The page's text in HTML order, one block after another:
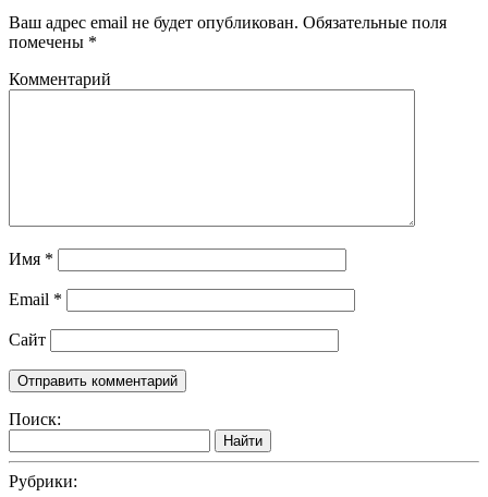
Ваш адрес email не будет опубликован. Обязательные поля
помечены *
Комментарий
Имя *
Email *
Сайт
Поиск:
Найти
Рубрики: